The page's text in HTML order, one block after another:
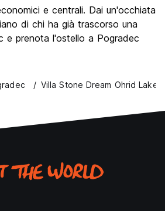
e centrali. Dai un'occhiata
di chi ha già trascorso una
e prenota l'ostello a Pogradec
Villa Stone Dream Ohrid Lake